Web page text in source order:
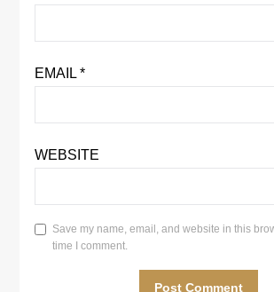
EMAIL *
WEBSITE
Save my name, email, and website in this
time I comment.